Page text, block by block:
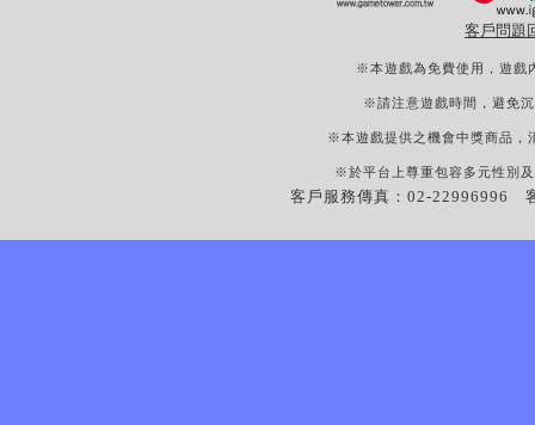
客戶問題
※本遊戲為免費使用，遊戲
※請注意遊戲時間，避免
※本遊戲提供之機會中獎商品，
※於平台上尊重包容多元性別
客戶服務傳真：02-22996996